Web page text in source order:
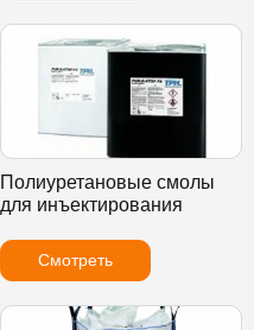
Полиуретановые смолы
для инъектирования
Смотреть